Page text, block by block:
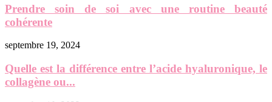
Prendre soin de soi avec une routine beauté
cohérente
septembre 19, 2024
Quelle est la différence entre l’acide hyaluronique, le
collagène ou...